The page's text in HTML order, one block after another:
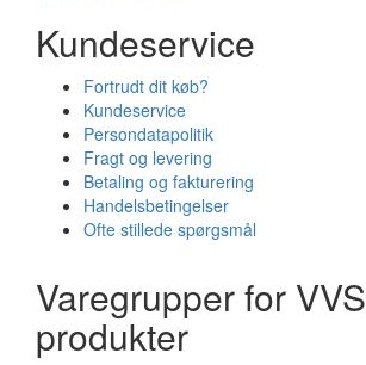
Kundeservice
Fortrudt dit køb?
Kundeservice
Persondatapolitik
Fragt og levering
Betaling og fakturering
Handelsbetingelser
Ofte stillede spørgsmål
Varegrupper for VVS
produkter